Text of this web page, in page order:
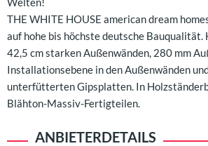
THE WHITE HOUSE american dream
auf hohe bis höchste deutsche Bauqualität.
42,5 cm starken Außenwänden, 280 mm
Installationsebene in den Außenwänden
unterfütterten Gipsplatten. In
Blähton-Massiv-Fertigteilen.
ANBIETERDETAILS